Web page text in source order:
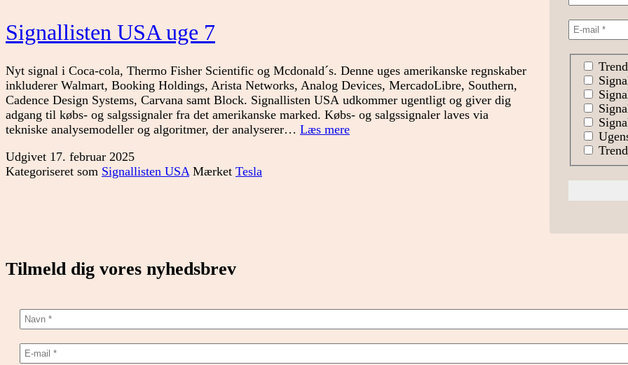
Signallisten USA uge 7
Nyt signal i Coca-cola, Thermo Fisher Scientific og Mcdonald´s. Denne uges amerikanske regnskaber
inkluderer Walmart, Booking Holdings, Arista Networks, Analog Devices, MercadoLibre, Southern,
Cadence Design Systems, Carvana samt Block. Signallisten USA udkommer ugentligt og giver dig
adgang til købs- og salgssignaler fra det amerikanske marked. Købs- og salgssignaler laves via
tekniske analysemodeller og algoritmer, der analyserer… Læs mereSignallisten
Udgivet 17. februar 2025
Kategoriseret som Signallisten USA Mærket Tesla
Tilmeld dig vores nyhedsbrev